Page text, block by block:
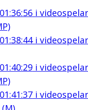
01:36:56i
01:38:44i
01:40:29i
01:41:37i